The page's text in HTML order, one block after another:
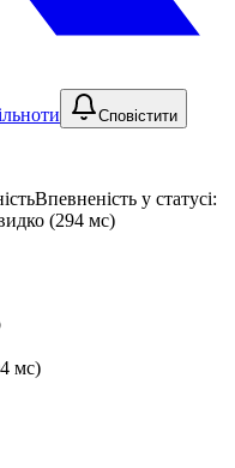
Сповістити
Впевненість у статусі:
(294 мс)
мс)